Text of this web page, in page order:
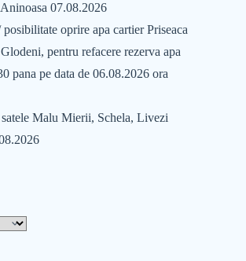
07.08.2026
oprire apa cartier Priseaca
pentru refacere rezerva apa
pana pe data de 06.08.2026 ora
Malu Mierii, Schela, Livezi